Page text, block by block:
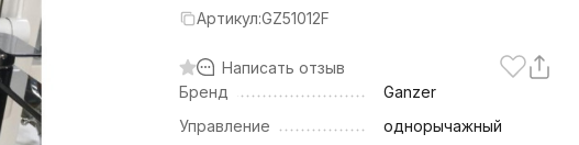
Артикул:GZ51012F
Написать отзыв
Бренд
Ganzer
Управление
однорычажный